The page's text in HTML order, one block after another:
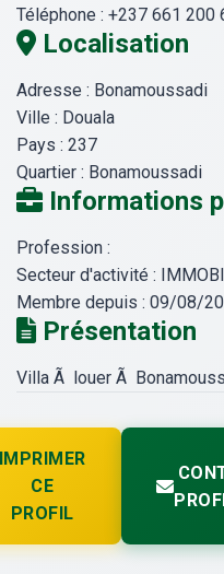
Téléphone : +237 661 200
Localisation
Adresse : Bonamoussadi
Ville : Douala
Pays : 237
Quartier : Bonamoussadi
Informations
Profession :
Secteur d'activité :
Membre depuis : 09/08/
Présentation
Villa Ã louer Ã
CE
PROFIL